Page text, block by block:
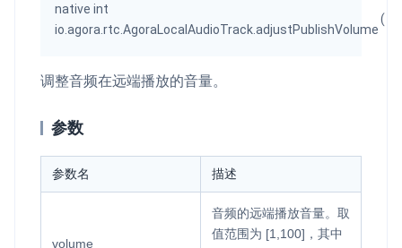
快速实现实时的语音转写功能
快速实现多人实时互动白板协作
微呼叫
Status Page
集中展示声网主要产品及服务的综合服务质量及可用性信息
native int
io.agora.rtc.AgoraLocalAudioTrack.adjustPublishVolume
(
调整音频在远端播放的音量。
参数
参数名 描述
volume
音频的远端播放音量。取
值范围为 [1,100]，其中